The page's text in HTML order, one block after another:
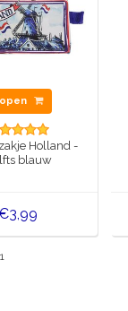
Holland -
blauw